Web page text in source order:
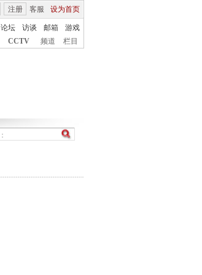
客服 设为首页
注册
论坛 访谈 邮箱
游戏
CCTV 频道 栏目